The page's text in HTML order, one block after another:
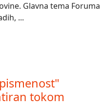
Glavna tema Foruma
...
tokom